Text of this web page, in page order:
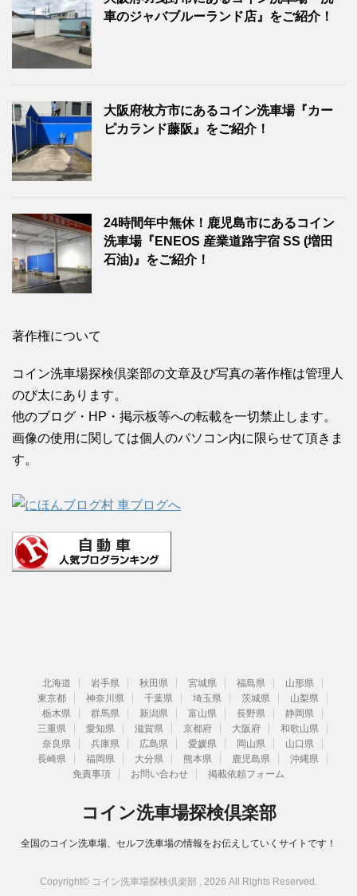
車のジャバブルーランド店』をご紹介！
大阪府枚方市にあるコイン洗車場『カー
ピカランド藤阪』をご紹介！
24時間年中無休！鹿児島市にあるコイン
洗車場『ENEOS 産業道路宇宿 SS (増田
石油)』をご紹介！
著作権について
コイン洗車場探検倶楽部の文章及び写真の著作権は管理人
のび太にあります。
他のブログ・HP・掲示板等への転載を一切禁止します。
画像の使用に関しては個人のパソコン内に限らせて頂きま
す。
北海道 岩手県 秋田県 宮城県 福島県
山形県
東京都
神奈川県 千葉県 埼玉県 茨城県
山梨県
栃木県
群馬県 新潟県 富山県 長野県
静岡県
三重県
愛知県 滋賀県 京都府 大阪府
和歌山県
奈良県
兵庫県 広島県 愛媛県 岡山県
山口県
長崎県
福岡県 大分県 熊本県 鹿児島県
沖縄県
免責事項
お問い合わせ 掲載依頼フォーム
コイン洗車場探検倶楽部
全国のコイン洗車場、セルフ洗車場の情報をお伝えしていくサイトです！
Copyright© コイン洗車場探検倶楽部 , 2026 All Rights Reserved.